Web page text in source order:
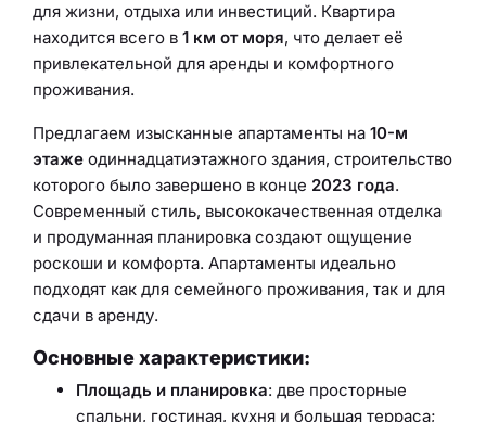
для жизни, отдыха или инвестиций. Квартира
находится всего в 1 км от моря, что делает её
привлекательной для аренды и комфортного
проживания.
Предлагаем изысканные апартаменты на 10-м
этаже одиннадцатиэтажного здания, строительство
которого было завершено в конце 2023 года.
Современный стиль, высококачественная отделка
и продуманная планировка создают ощущение
роскоши и комфорта. Апартаменты идеально
подходят как для семейного проживания, так и для
сдачи в аренду.
Основные характеристики:
Площадь и планировка: две просторные
спальни, гостиная, кухня и большая терраса;